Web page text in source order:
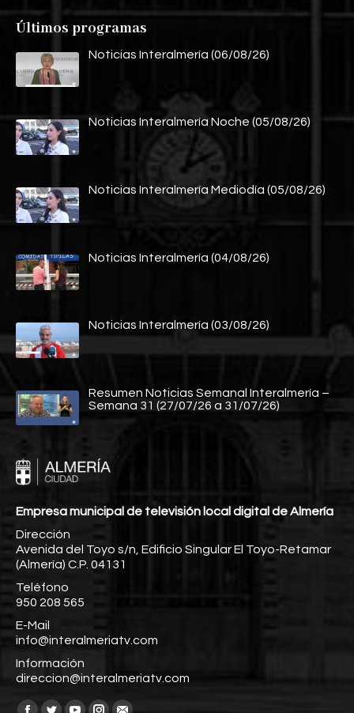
Últimos programas
Noticias Interalmería (06/08/26)
Noticias Interalmería Noche (05/08/26)
Noticias Interalmería Mediodía (05/08/26)
Noticias Interalmería (04/08/26)
Noticias Interalmería (03/08/26)
Resumen Noticias Semanal Interalmería –
Semana 31 (27/07/26 a 31/07/26)
Empresa municipal de televisión local digital de Almería
Dirección
Avenida del Toyo s/n, Edificio Singular El Toyo-Retamar
(Almería) C.P. 04131
Teléfono
950 208 565
E-Mail
info@interalmeriatv.com
Información
direccion@interalmeriatv.com
Encuéntranos en: